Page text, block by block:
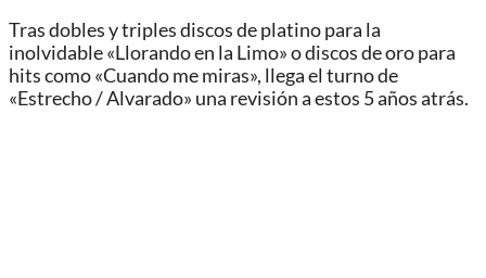
Tras dobles y triples discos de platino para la
inolvidable «Llorando en la Limo» o discos de oro para
hits como «Cuando me miras», llega el turno de
«Estrecho / Alvarado» una revisión a estos 5 años atrás.